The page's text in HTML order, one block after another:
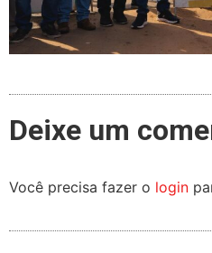
Deixe um
Você precisa fazer o login